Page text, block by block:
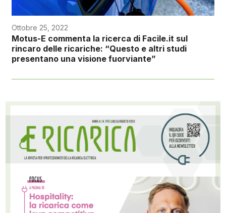
Ottobre 25, 2022
Motus-E commenta la ricerca di Facile.it sul
rincaro delle ricariche: “Questo e altri studi
presentano una visione fuorviante”